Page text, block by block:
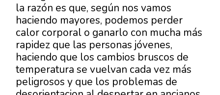
la razón es que, según nos vamos
haciendo mayores, podemos perder
calor corporal o ganarlo con mucha más
rapidez que las personas jóvenes,
haciendo que los cambios bruscos de
temperatura se vuelvan cada vez más
peligrosos y que los problemas de